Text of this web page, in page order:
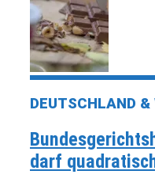
DEUTSCHLAND &
darf